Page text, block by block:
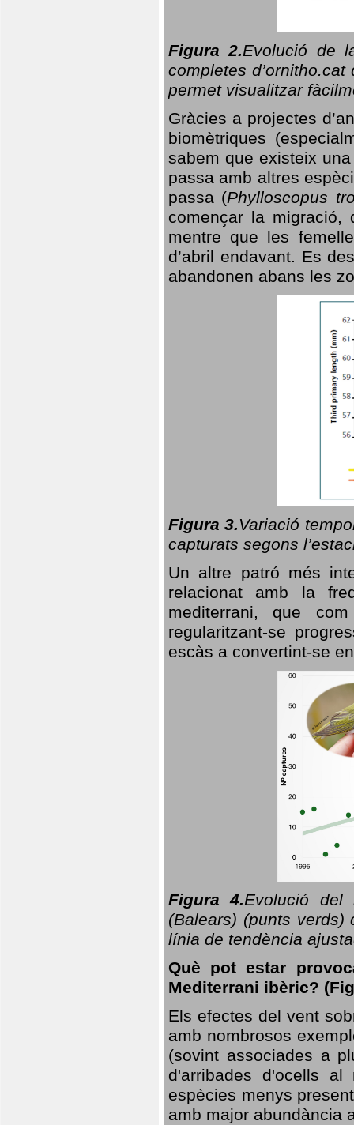
Figura 2.Evolució de
completes
permet visualitzar
Gràcies a projectes
biomètriques
sabem que existeix
passa amb altres
passa (Phylloscopus
començar la migració,
mentre que les
d’abril endavant. Es
abandonen abans les
Figura 3.Variació
capturats segons
Un altre patró més
relacionat amb la
mediterrani, que
regularitzant-se
escàs a convertint-se
Figura 4.Evolució del
(Balears) (punts
línia de tendència
Què pot estar
Mediterrani ibèric?
Els efectes del vent
amb nombrosos
(sovint associades a
d'arribades d'ocells
espècies menys
amb major abundància